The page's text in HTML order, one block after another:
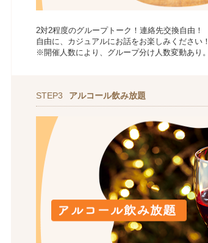
2対2程度のグループトーク！連絡先交換自由！
自由に、カジュアルにお話をお楽しみください！
※開催人数により、グループ分け人数変動あり。
STEP3 アルコール飲み放題